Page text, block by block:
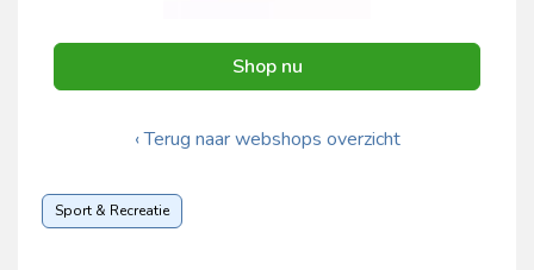
Shop nu
‹ Terug naar webshops overzicht
Sport & Recreatie